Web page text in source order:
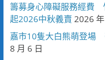
籌募身心障礙服務經費
起2026中秋義賣 2026
嘉市10隻大白熊萌登場
8 月 6 日